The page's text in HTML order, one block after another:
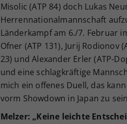
Misolic (ATP 84) doch Lukas
Herrennationalmannschaft
Länderkampf am 6./7. Februar
Ofner (ATP 131), Jurij Rodionov
23) und Alexander Erler (ATP-
und eine schlagkräftige
mich ein offenes Duell, das
vorm Showdown in Japan zu
Melzer: „Keine leichte